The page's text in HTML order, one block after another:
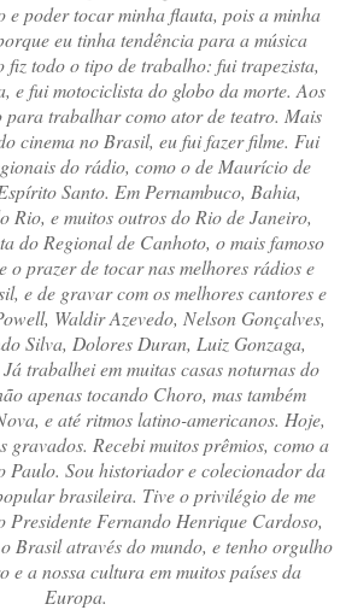
poder tocar minha flauta, pois a minha
eu tinha tendência para a música
todo o tipo de trabalho: fui trapezista,
e fui motociclista do globo da morte. Aos
para trabalhar como ator de teatro. Mais
cinema no Brasil, eu fui fazer filme. Fui
do rádio, como o de Maurício de
Santo. Em Pernambuco, Bahia,
Rio, e muitos outros do Rio de Janeiro,
do Regional de Canhoto, o mais famoso
o prazer de tocar nas melhores rádios e
e de gravar com os melhores cantores e
Waldir Azevedo, Nelson Gonçalves,
Silva, Dolores Duran, Luiz Gonzaga,
trabalhei em muitas casas noturnas do
apenas tocando Choro, mas também
e até ritmos latino-americanos. Hoje,
gravados. Recebi muitos prêmios, como a
Paulo. Sou historiador e colecionador da
brasileira. Tive o privilégio de me
Presidente Fernando Henrique Cardoso,
Brasil através do mundo, e tenho orgulho
e a nossa cultura em muitos países da
Europa.